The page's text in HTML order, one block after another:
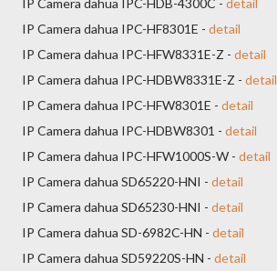
IP Camera dahua IPC-HDB-4300C - detail
IP Camera dahua IPC-HF8301E - detail
IP Camera dahua IPC-HFW8331E-Z - detail
IP Camera dahua IPC-HDBW8331E-Z - detail
IP Camera dahua IPC-HFW8301E - detail
IP Camera dahua IPC-HDBW8301 - detail
IP Camera dahua IPC-HFW1000S-W - detail
IP Camera dahua SD65220-HNI - detail
IP Camera dahua SD65230-HNI - detail
IP Camera dahua SD-6982C-HN - detail
IP Camera dahua SD59220S-HN - detail